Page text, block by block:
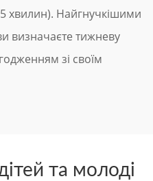
хвилин). Найгнучкішими
визначаєте тижневу
зі своїм
та молоді